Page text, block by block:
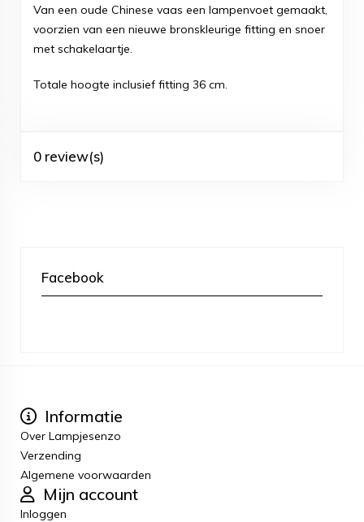
Van een oude Chinese vaas een lampenvoet gemaakt,
voorzien van een nieuwe bronskleurige fitting en snoer
met schakelaartje.
Totale hoogte inclusief fitting 36 cm.
0 review(s)
Facebook
Informatie
Over Lampjesenzo
Verzending
Algemene voorwaarden
Mijn account
Inloggen